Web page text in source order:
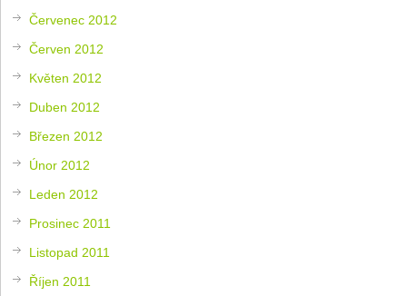
Červenec 2012
Červen 2012
Květen 2012
Duben 2012
Březen 2012
Únor 2012
Leden 2012
Prosinec 2011
Listopad 2011
Říjen 2011